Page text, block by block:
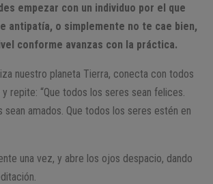
empezar con un individuo por el que
antipatía, o simplemente no te cae bien,
conforme avanzas con la práctica.
nuestro planeta Tierra, conecta con todos
repite: “Que todos los seres sean felices.
sean amados. Que todos los seres estén en
una vez, y abre los ojos despacio, dando